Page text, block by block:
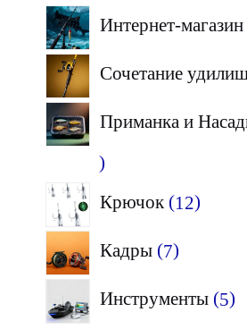
Интернет-магазин
Сочетание
Приманка и
23
товара
Крючок 1212
Кадры 77
Инструменты 55